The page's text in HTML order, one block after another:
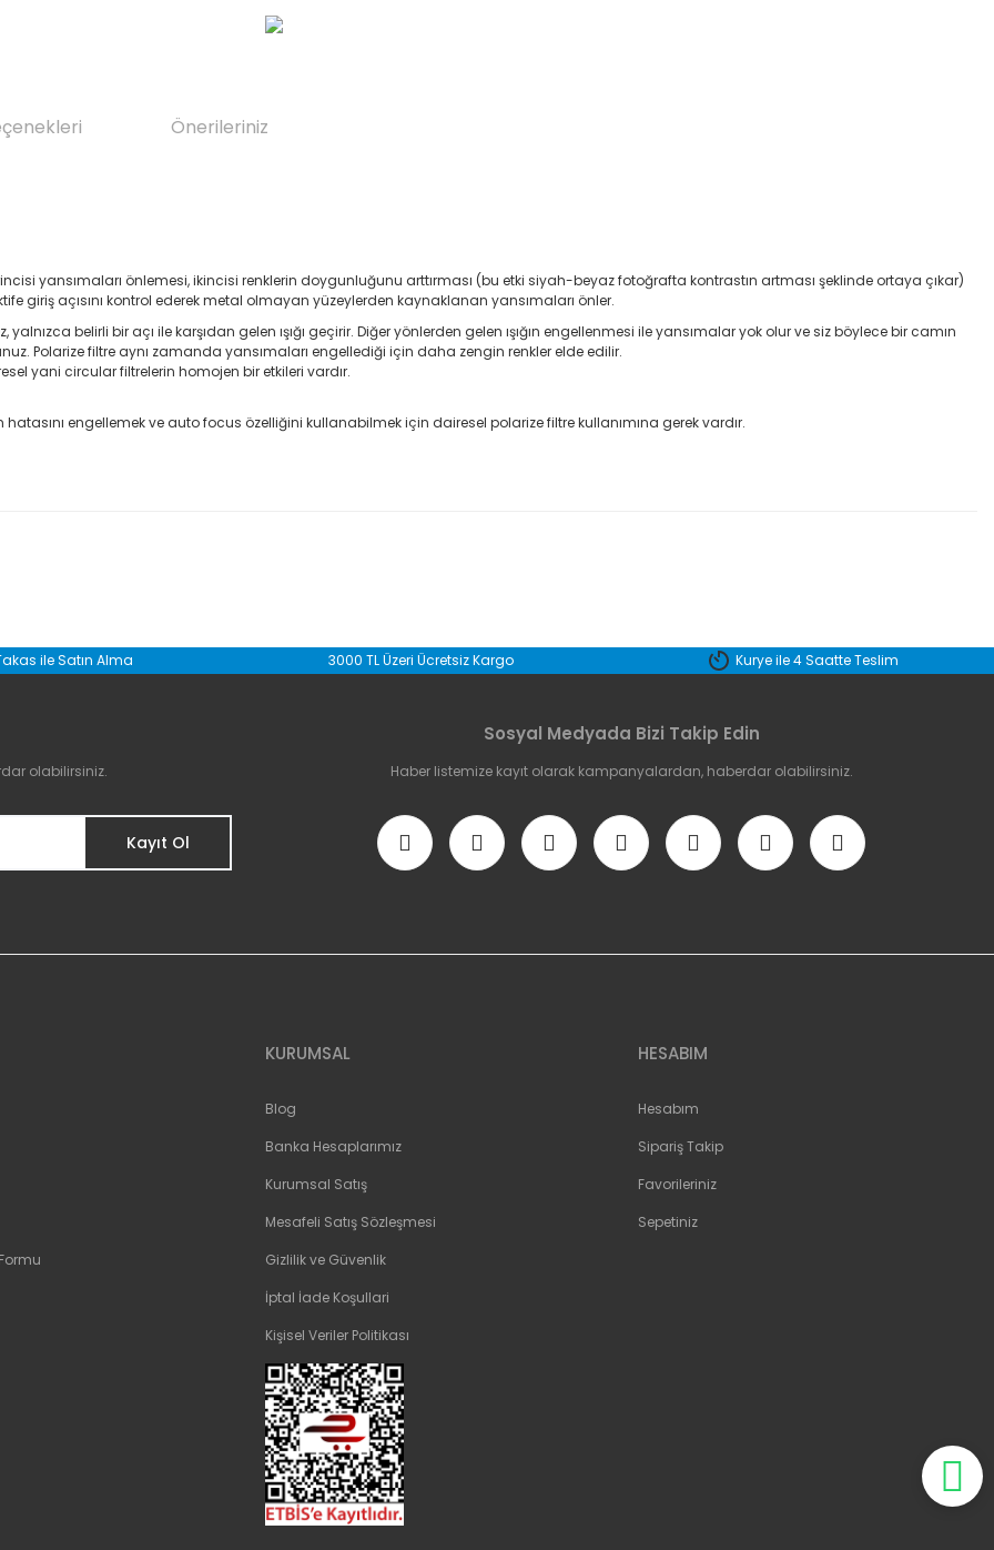
Önerileriniz
yansımaları önlemesi, ikincisi renklerin doygunluğunu arttırması (bu etki siyah-beyaz fotoğrafta kontrastın artması şeklinde ortaya çıkar)
giriş açısını kontrol ederek metal olmayan yüzeylerden kaynaklanan yansımaları önler.
belirli bir açı ile karşıdan gelen ışığı geçirir. Diğer yönlerden gelen ışığın engellenmesi ile yansımalar yok olur ve siz böylece bir camın
Polarize filtre aynı zamanda yansımaları engellediği için daha zengin renkler elde edilir.
yani circular filtrelerin homojen bir etkileri vardır.
engellemek ve auto focus özelliğini kullanabilmek için dairesel polarize filtre kullanımına gerek vardır.
Bu ürüne ilk yorumu siz yapın!
ile Satın Alma 3000 TL Üzeri Ücretsiz Kargo Kurye ile 4 Saatte Teslim
olabilirsiniz.
Kayıt Ol
Sosyal Medyada Bizi Takip Edin
Haber listemize kayıt olarak kampanyalardan, haberdar olabilirsiniz.
KURUMSAL
Blog
Banka Hesaplarımız
Kurumsal Satış
Mesafeli Satış Sözleşmesi
Gizlilik ve Güvenlik
İptal İade Koşullari
Kişisel Veriler Politikası
HESABIM
Hesabım
Sipariş Takip
Favorileriniz
Sepetiniz